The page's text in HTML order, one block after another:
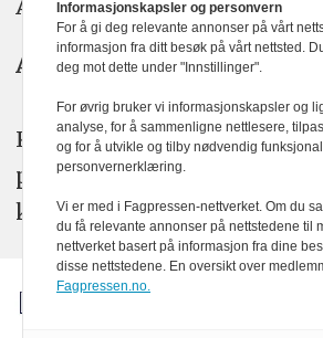
Annonse:
Abonnement:
KOM24 arbeider etter Vær
plakatens regler for god
kan du lese mer omPFUs
Informasjonskapsler og personvern
For å gi deg relevante annonser på vårt
informasjon fra ditt besøk på vårt nettsted.
deg mot dette under "Innstillinger".
For øvrig bruker vi informasjonskapsler og
analyse, for å sammenligne nettlesere,
og for å utvikle og tilby nødvendig
personvernerklæring.
Vi er med i Fagpressen-nettverket. Om du
du få relevante annonser på nettstedene til
nettverket basert på informasjon fra dine
disse nettstedene. En oversikt over
Fagpressen.no.